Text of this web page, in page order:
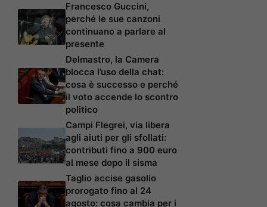
Francesco Guccini,
perché le sue canzoni
continuano a parlare al
presente
Delmastro, la Camera
blocca l’uso della chat:
cosa è successo e perché
il voto accende lo scontro
politico
Campi Flegrei, via libera
agli aiuti per gli sfollati:
contributi fino a 900 euro
al mese dopo il sisma
Taglio accise gasolio
prorogato fino al 24
agosto: cosa cambia per i